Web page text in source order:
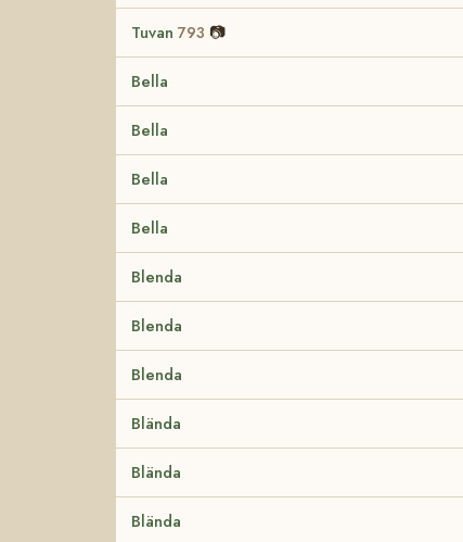
Tuvan 793 📷
Bella
Bella
Bella
Bella
Blenda
Blenda
Blenda
Blända
Blända
Blända